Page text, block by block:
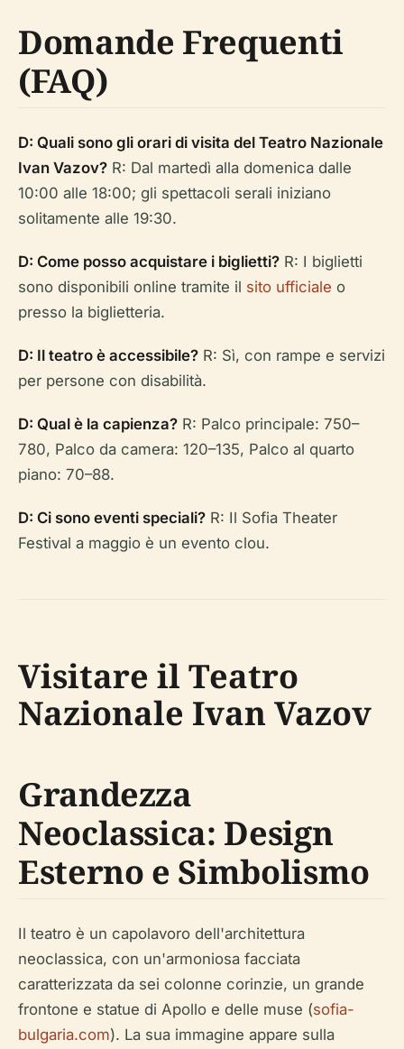
Domande Frequenti
(FAQ)
D: Quali sono gli orari di visita del Teatro Nazionale
Ivan Vazov? R: Dal martedì alla domenica dalle
10:00 alle 18:00; gli spettacoli serali iniziano
solitamente alle 19:30.
D: Come posso acquistare i biglietti? R: I biglietti
sono disponibili online tramite il sito ufficiale o
presso la biglietteria.
D: Il teatro è accessibile? R: Sì, con rampe e servizi
per persone con disabilità.
D: Qual è la capienza? R: Palco principale: 750–
780, Palco da camera: 120–135, Palco al quarto
piano: 70–88.
D: Ci sono eventi speciali? R: Il Sofia Theater
Festival a maggio è un evento clou.
Visitare il Teatro
Nazionale Ivan Vazov
Grandezza
Neoclassica: Design
Esterno e Simbolismo
Il teatro è un capolavoro dell'architettura
neoclassica, con un'armoniosa facciata
caratterizzata da sei colonne corinzie, un grande
frontone e statue di Apollo e delle muse (sofia-
bulgaria.com). La sua immagine appare sulla